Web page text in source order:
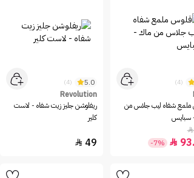
(4)
ملمع شفاه ليب جلاس من
سبايس


-7%
5.0
(4)
Revolution
ريفلوشن جليز زيت شفاه - لاست
كلير
49
